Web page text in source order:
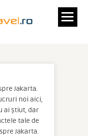
Jakarta.
noi aici,
ai știut, dar
tale de
Jakarta.